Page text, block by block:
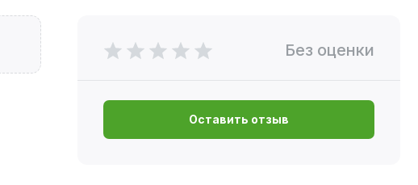
Без оценки
Оставить отзыв